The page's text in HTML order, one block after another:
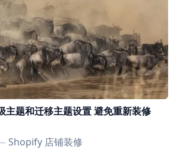
主题和迁移主题设置 避免重新装修
Shopify 店铺装修